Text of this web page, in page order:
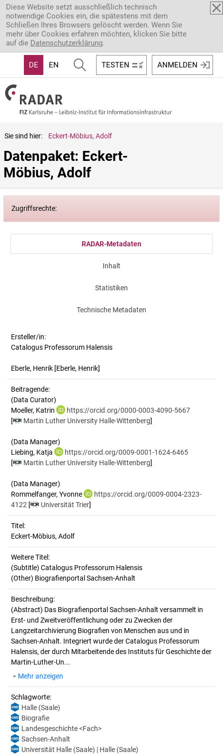
Direkt zum Inhalt
Diese Website setzt ausschließlich technisch
notwendige Cookies ein, die spätestens mit dem
Schließen Ihres Browsers gelöscht werden. Wenn Sie
mehr über Cookies erfahren möchten, klicken Sie bitte
auf die Datenschutzerklärung.
DE EN TESTEN ANMELDEN
Sie sind hier: Eckert-Möbius, Adolf
Datenpaket: Eckert-
Möbius, Adolf
Zugriffsrechte:
RADAR-Metadaten
Inhalt
Statistiken
Technische Metadaten
Ersteller/in:
Catalogus Professorum Halensis
Eberle, Henrik [Eberle, Henrik]
Beitragende:
(Data Curator)
Moeller, Katrin
https://orcid.org/0000-0003-4090-5667
[
Martin Luther University Halle-Wittenberg]
(Data Manager)
Liebing, Katja
https://orcid.org/0009-0001-1624-6465
[
Martin Luther University Halle-Wittenberg]
(Data Manager)
Rommelfanger, Yvonne
https://orcid.org/0009-0004-2323-
4122 [ Universität Trier]
Titel:
Eckert-Möbius, Adolf
Weitere Titel:
(Subtitle) Catalogus Professorum Halensis
(Other) Biografienportal Sachsen-Anhalt
Beschreibung:
(Abstract) Das Biografienportal Sachsen-Anhalt versammelt in
Erst- und Zweitveröffentlichung oder zu Zwecken der
Langzeitarchivierung Biografien von Menschen aus und in
Sachsen-Anhalt. Integriert wurde der Catalogus Professorum
Halensis, der durch Mitarbeitende des Instituts für Geschichte der
Martin-Luther-Un...
Mehr anzeigen
Schlagworte:
Halle (Saale)
Biografie
Landesgeschichte <Fach>
Sachsen-Anhalt
Universität Halle (Saale) | Halle (Saale)